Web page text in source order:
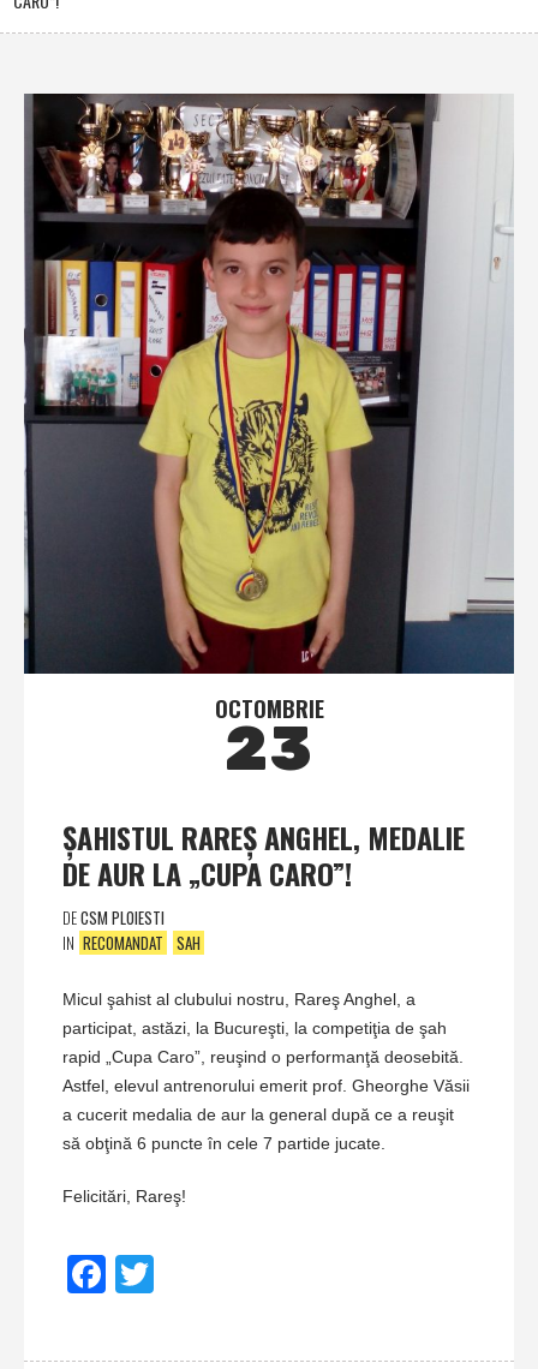
OCTOMBRIE
23
ŞAHISTUL RAREŞ ANGHEL, MEDALIE
DE AUR LA „CUPA CARO”!
DECSM PLOIESTI
IN RECOMANDAT SAH
Micul şahist al clubului nostru, Rareş Anghel, a
participat, astăzi, la Bucureşti, la competiţia de şah
rapid „Cupa Caro”, reuşind o performanţă deosebită.
Astfel, elevul antrenorului emerit prof. Gheorghe Văsii
a cucerit medalia de aur la general după ce a reuşit
să obţină 6 puncte în cele 7 partide jucate.
Felicitări, Rareş!
Facebook